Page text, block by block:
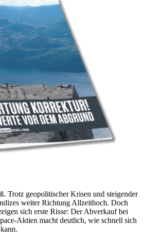
Trotz geopolitischer Krisen und steigender
weiter Richtung Allzeithoch. Doch
sich erste Risse: Der Abverkauf bei
Aktien macht deutlich, wie schnell sich